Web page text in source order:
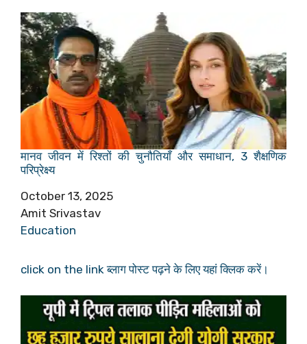
मानव जीवन में रिश्तों की चुनौतियाँ और समाधान, 3 शैक्षणिक
परिप्रेक्ष्य
Date
October 13, 2025
Author
Amit Srivastav
In relation to
Education
click on the link ब्लाग पोस्ट पढ़ने के लिए यहां क्लिक करें।